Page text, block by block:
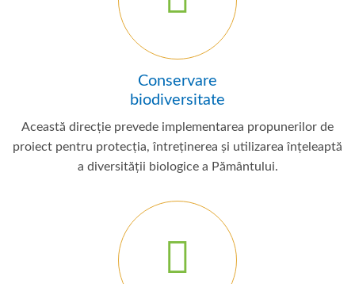
Conservare
biodiversitate
Această direcție prevede implementarea propunerilor de
proiect pentru protecția, întreținerea și utilizarea înțeleaptă
a diversității biologice a Pământului.